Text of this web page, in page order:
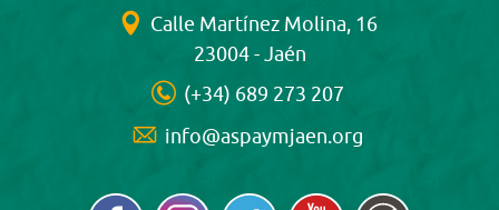
Calle Martínez Molina, 16
23004 - Jaén
(+34) 689 273 207
info@aspaymjaen.org